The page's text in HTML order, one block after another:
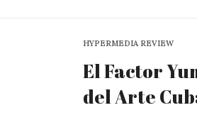
HYPERMEDIA REVIEW
El Factor
del Arte